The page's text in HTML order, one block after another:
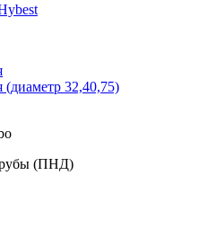
(диаметр 32,40,75)
(ПНД)